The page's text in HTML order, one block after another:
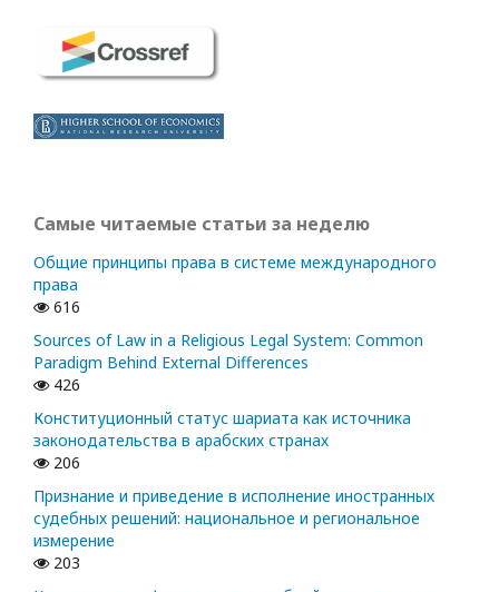
Самые читаемые статьи за неделю
Общие принципы права в системе международного
права
616
Sources of Law in a Religious Legal System: Common
Paradigm Behind External Differences
426
Конституционный статус шариата как источника
законодательства в арабских странах
206
Признание и приведение в исполнение иностранных
судебных решений: национальное и региональное
измерение
203